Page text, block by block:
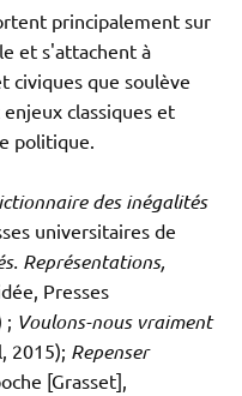
principalement sur
et s'attachent à
civiques que soulève
classiques et
politique.
des inégalités
universitaires de
Représentations,
Presses
; Voulons-nous vraiment
2015); Repenser
[Grasset],